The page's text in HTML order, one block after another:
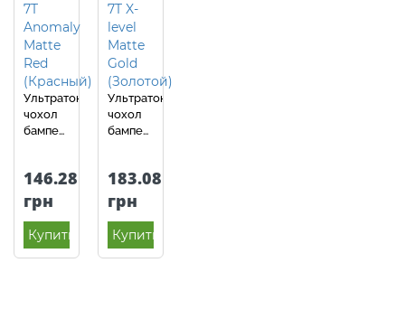
Ультратонкий
чохол
бампер
7T
Anomaly
Matte
Red
(Червоний)
146.28
грн
Купить
Ультратонкий
чохол
бампер
7T X-
level
Matte
Gold
(Золотий)
183.08
грн
Купить